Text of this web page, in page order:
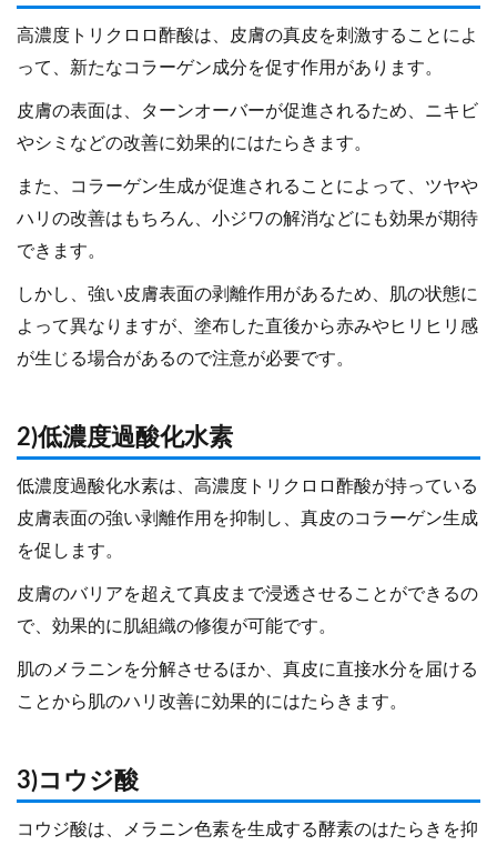
高濃度トリクロロ酢酸は、皮膚の真皮を刺激することによ
って、新たなコラーゲン成分を促す作用があります。
皮膚の表面は、ターンオーバーが促進されるため、ニキビ
やシミなどの改善に効果的にはたらきます。
また、コラーゲン生成が促進されることによって、ツヤや
ハリの改善はもちろん、小ジワの解消などにも効果が期待
できます。
しかし、強い皮膚表面の剥離作用があるため、肌の状態に
よって異なりますが、塗布した直後から赤みやヒリヒリ感
が生じる場合があるので注意が必要です。
2)低濃度過酸化水素
低濃度過酸化水素は、高濃度トリクロロ酢酸が持っている
皮膚表面の強い剥離作用を抑制し、真皮のコラーゲン生成
を促します。
皮膚のバリアを超えて真皮まで浸透させることができるの
で、効果的に肌組織の修復が可能です。
肌のメラニンを分解させるほか、真皮に直接水分を届ける
ことから肌のハリ改善に効果的にはたらきます。
3)コウジ酸
コウジ酸は、メラニン色素を生成する酵素のはたらきを抑